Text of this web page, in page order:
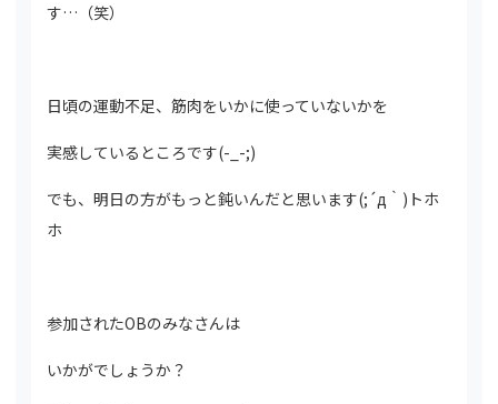
す…（笑）
日頃の運動不足、筋肉をいかに使っていないかを
実感しているところです(-_-;)
でも、明日の方がもっと鈍いんだと思います(;´д｀)トホ
ホ
参加されたOBのみなさんは
いかがでしょうか？